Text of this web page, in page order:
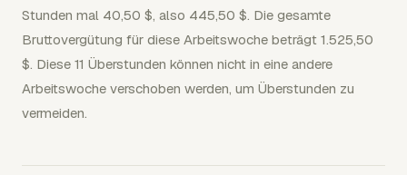
Stunden mal 40,50 $, also 445,50 $. Die gesamte
Bruttovergütung für diese Arbeitswoche beträgt 1.525,50
$. Diese 11 Überstunden können nicht in eine andere
Arbeitswoche verschoben werden, um Überstunden zu
vermeiden.